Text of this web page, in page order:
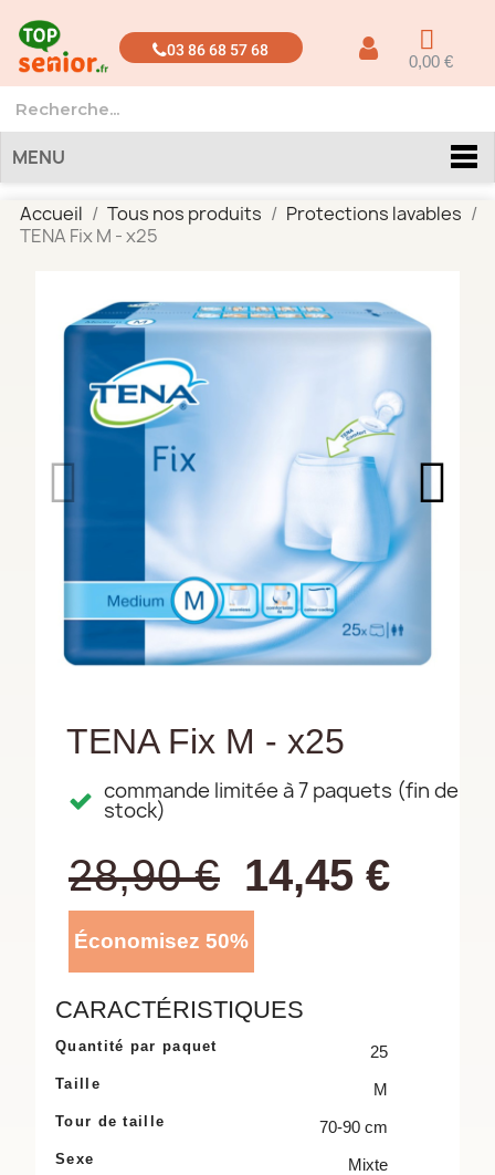
03 86 68 57 68
0,00 €
MENU
Accueil Tous nos produits
Protections lavables
TENA Fix M - x25
TENA Fix M - x25
commande limitée à 7 paquets (fin de
stock)
28,90 € 14,45 €
Économisez 50%
CARACTÉRISTIQUES
Quantité par paquet 25
Taille M
Tour de taille 70-90 cm
Sexe Mixte